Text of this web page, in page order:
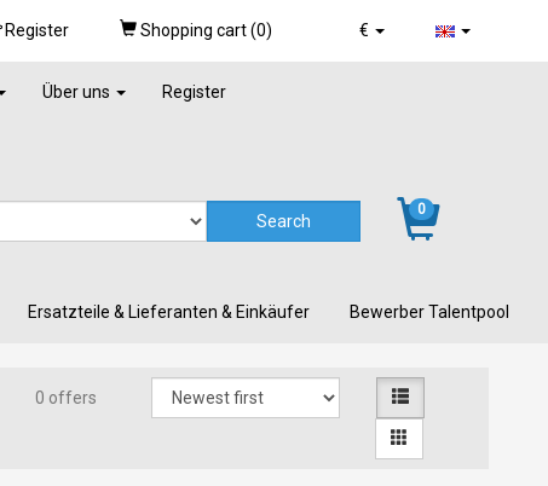
€
Register Shopping cart (0)
Über uns Register
0
Ersatzteile & Lieferanten & Einkäufer Bewerber Talentpool
0 offers